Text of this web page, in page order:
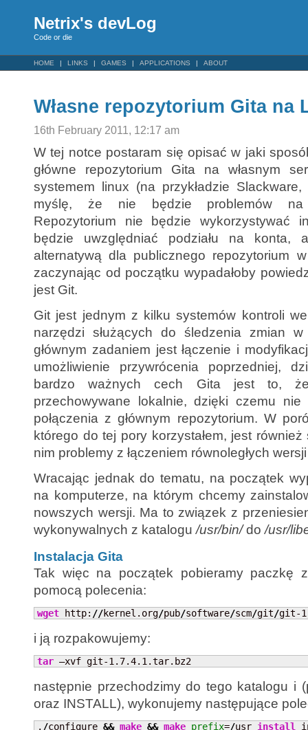
Netrix's devLog
Code or die
HOME LINKS GAMES APPLICATIONS ABOUT
Własne repozytorium Gita na
16th February 2011, 12:17 am
W tej notce postaram się opisać w jaki
główne repozytorium Gita na własnym
systemem linux (na przykładzie
myślę, że nie będzie problemów na
Repozytorium nie będzie wykorzystywać
będzie uwzględniać podziału na konta,
alternatywą dla publicznego repozytorium
zaczynając od początku wypadałoby
jest Git.
Git jest jednym z kilku systemów kontroli
narzędzi służących do śledzenia zmian
głównym zadaniem jest łączenie i
umożliwienie przywrócenia poprzedniej,
bardzo ważnych cech Gita jest to,
przechowywane lokalnie, dzięki czemu
połączenia z głównym repozytorium. W
którego do tej pory korzystałem, jest
nim problemy z łączeniem równoległych
Wracając jednak do tematu, na początek
na komputerze, na którym chcemy
nowszych wersji. Ma to związek z
wykonywalnych z katalogu/usr/bin/do/usr/
Instalacja Gita
Tak więc na początek pobieramy paczkę
pomocą polecenia:
wget http: //kernel.org/pub/software/scm/git/git-
i ją rozpakowujemy:
tar –xvf git-1.7.4.1.tar.bz2
następnie przechodzimy do tego katalogu i
oraz INSTALL), wykonujemy następujące
. /configure && make && make prefix=/usr install